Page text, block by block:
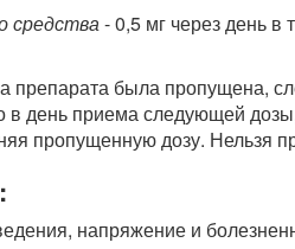
средства- 0,5 мг через день в
препарата была пропущена,
в день приема следующей
пропущенную дозу. Нельзя
напряжение и